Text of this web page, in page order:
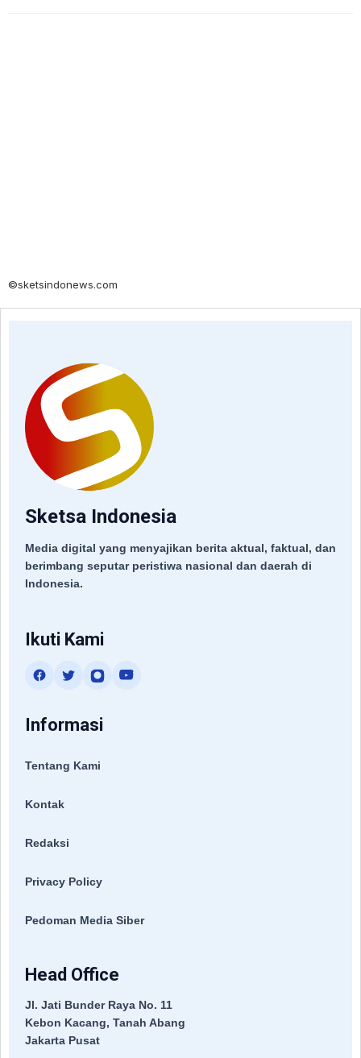
©sketsindonews.com
Sketsa Indonesia
Media digital yang menyajikan berita aktual, faktual, dan
berimbang seputar peristiwa nasional dan daerah di
Indonesia.
Ikuti Kami
Informasi
Tentang Kami
Kontak
Redaksi
Privacy Policy
Pedoman Media Siber
Head Office
Jl. Jati Bunder Raya No. 11
Kebon Kacang, Tanah Abang
Jakarta Pusat